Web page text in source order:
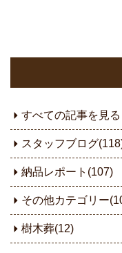
すべての記事を見る
スタッフブログ
納品レポート(107)
その他カテゴリー
樹木葬(12)